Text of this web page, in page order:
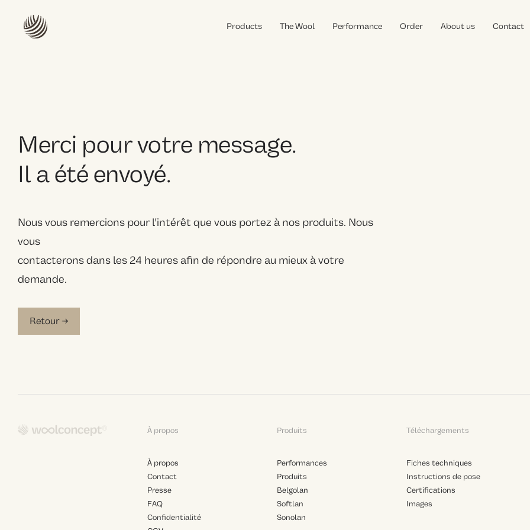
Products The Wool Performance Order About us Contact
Merci pour votre message.
Il a été envoyé.
Nous vous remercions pour l'intérêt que vous portez à nos produits. Nous
vous
contacterons dans les 24 heures afin de répondre au mieux à votre
demande.
Retour →
À propos
À propos
Contact
Presse
FAQ
Confidentialité
Produits
Performances
Produits
Belgolan
Softlan
Sonolan
Téléchargements
Fiches techniques
Instructions de pose
Certifications
Images